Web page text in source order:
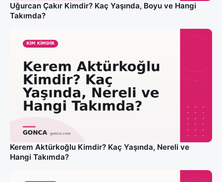
Uğurcan Çakır Kimdir? Kaç Yaşında, Boyu ve Hangi
Takımda?
Kerem Aktürkoğlu Kimdir? Kaç Yaşında, Nereli ve
Hangi Takımda?